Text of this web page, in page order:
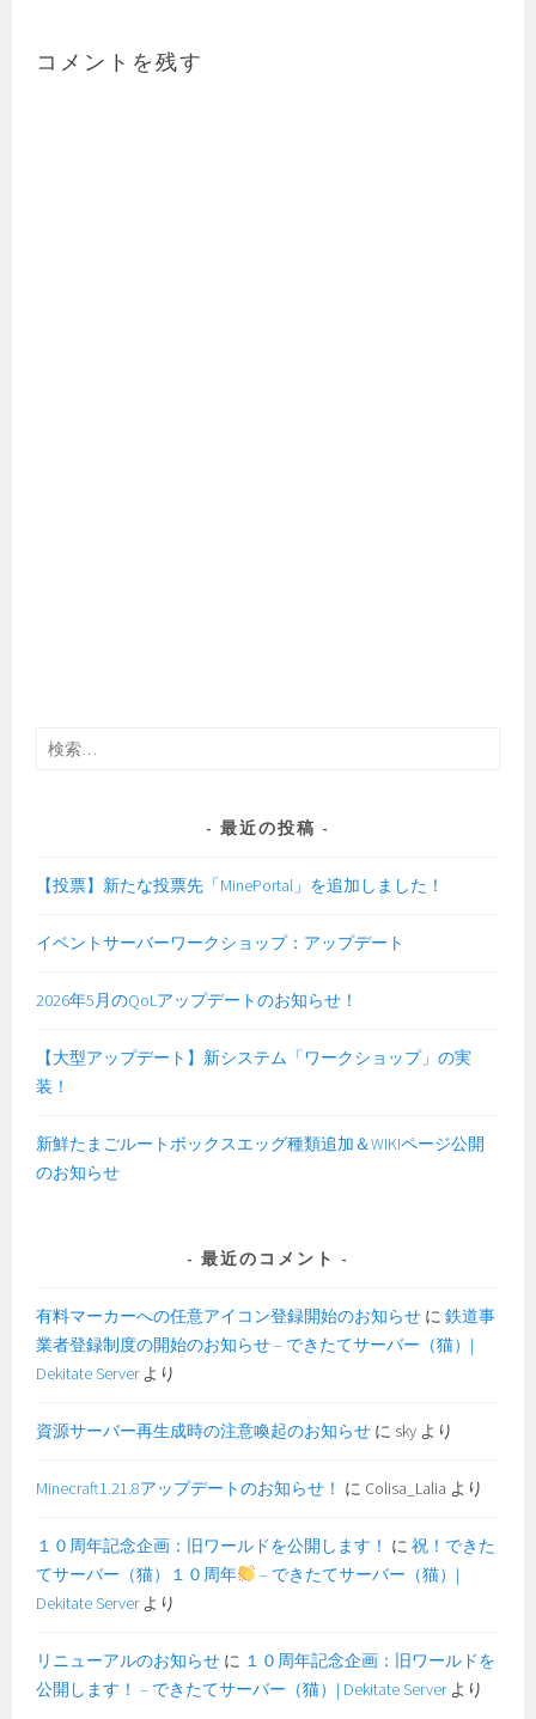
コメントを残す
検
最近の投稿
【投票】新たな投票先「MinePortal」を追加しました！
イベントサーバーワークショップ：アップデート
2026年5月のQoLアップデートのお知らせ！
【大型アップデート】新システム「ワークショップ」の実
装！
新鮮たまごルートボックスエッグ種類追加＆WIKIページ公開
のお知らせ
最近のコメント
有料マーカーへの任意アイコン登録開始のお知らせ に鉄道事
業者登録制度の開始のお知らせ – できたてサーバー（猫）|
Dekitate Serverより
資源サーバー再生成時の注意喚起のお知らせ に sky より
Minecraft1.21.8アップデートのお知らせ！ に Colisa_Lalia より
１０周年記念企画：旧ワールドを公開します！ に祝！できた
てサーバー（猫）１０周年
– できたてサーバー（猫）|
Dekitate Serverより
リニューアルのお知らせ に １０周年記念企画：旧ワールドを
公開します！ – できたてサーバー（猫）| Dekitate Serverより